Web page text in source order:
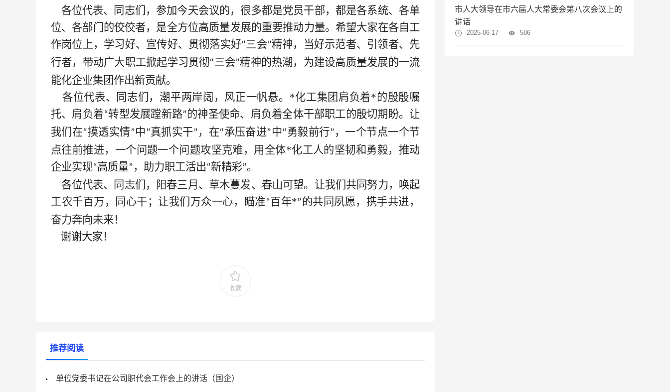
各位代表、同志们，参加今天会议的，很多都是党员干部，都是各系统、各单
位、各部门的佼佼者，是全方位高质量发展的重要推动力量。希望大家在各自工
作岗位上，学习好、宣传好、贯彻落实好“三会”精神，当好示范者、引领者、先
行者，带动广大职工掀起学习贯彻“三会”精神的热潮，为建设高质量发展的一流
能化企业集团作出新贡献。
各位代表、同志们，潮平两岸阔，风正一帆悬。*化工集团肩负着*的殷殷嘱
托、肩负着“转型发展蹚新路”的神圣使命、肩负着全体干部职工的殷切期盼。让
我们在“摸透实情”中“真抓实干”，在“承压奋进”中“勇毅前行”，一个节点一个节
点往前推进，一个问题一个问题攻坚克难，用全体*化工人的坚韧和勇毅，推动
企业实现“高质量”，助力职工活出“新精彩”。
各位代表、同志们，阳春三月、草木蔓发、春山可望。让我们共同努力，唤起
工农千百万，同心干；让我们万众一心，瞄准“百年*”的共同夙愿，携手共进，
奋力奔向未来！
谢谢大家！
收藏
推荐阅读
单位党委书记在公司职代会工作会上的讲话（国企）
市人大领导在市六届人大常委会第八次会议上的
讲话
2025-06-17 586